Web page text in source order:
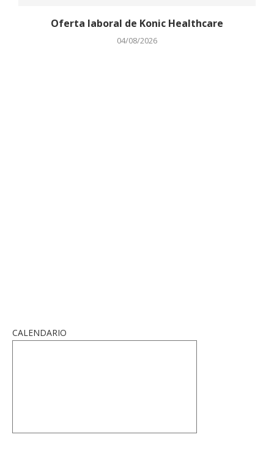
Oferta laboral de Konic Healthcare
04/08/2026
CALENDARIO